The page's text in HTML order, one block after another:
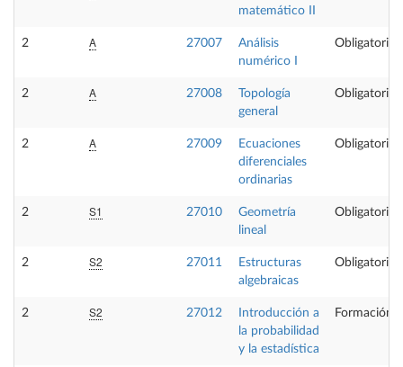
matemático II
2 A 27007
Análisis
numérico I
Obligatoria
2 A 27008
Topología
general
Obligatoria
2 A 27009
Ecuaciones
diferenciales
ordinarias
Obligatoria
2 S1 27010
Geometría
lineal
Obligatoria
2 S2 27011
Estructuras
algebraicas
Obligatoria
2 S2 27012
Introducción a
la probabilidad
y la estadística
Formación